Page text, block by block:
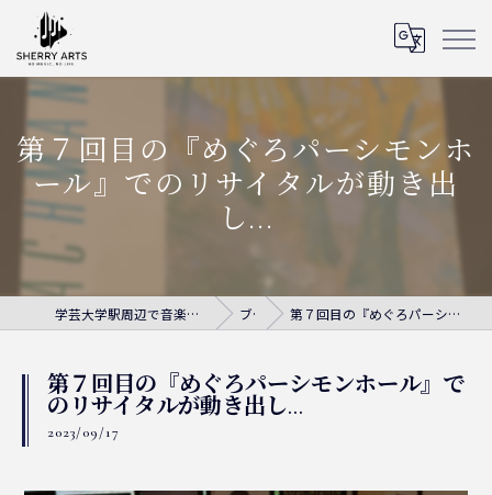
第７回目の『めぐろパーシモンホ
ール』でのリサイタルが動き出
し...
学芸大学駅周辺で音楽教室ならシェリー・アーツ音楽教室 ブログ 第７回目の『めぐろパーシモンホール』でのリサイタルが動き出し...
第７回目の『めぐろパーシモンホール』で
のリサイタルが動き出し...
2023/09/17